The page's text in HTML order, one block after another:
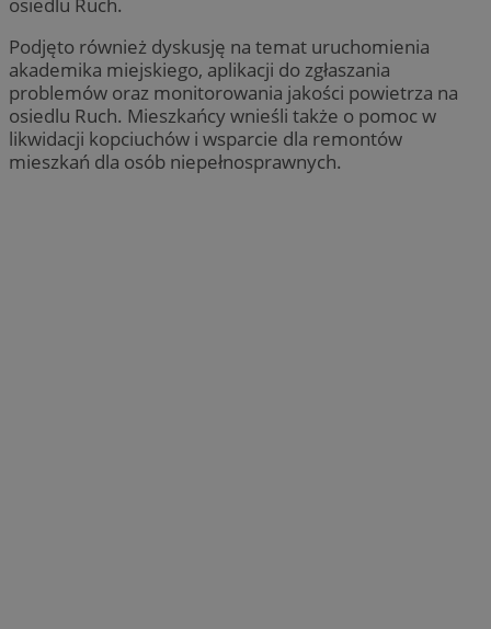
osiedlu Ruch.
Podjęto również dyskusję na temat uruchomienia
akademika miejskiego, aplikacji do zgłaszania
problemów oraz monitorowania jakości powietrza na
osiedlu Ruch. Mieszkańcy wnieśli także o pomoc w
likwidacji kopciuchów i wsparcie dla remontów
mieszkań dla osób niepełnosprawnych.